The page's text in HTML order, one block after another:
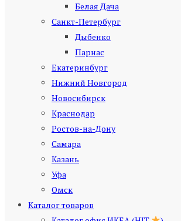
Белая Дача
Санкт-Петербург
Дыбенко
Парнас
Екатеринбург
Нижний Новгород
Новосибирск
Краснодар
Ростов-на-Дону
Самара
Казань
Уфа
Омск
Каталог товаров